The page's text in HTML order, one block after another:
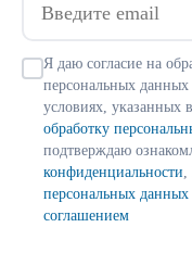
Я даю согласие на
персональных
условиях, указанных в
обработку
подтверждаю
конфиденциальности,
персональных данных
соглашением